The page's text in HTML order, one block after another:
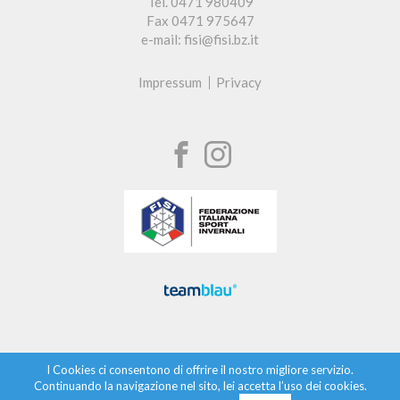
Fax 0471 975647
e-mail: fisi@fisi.bz.it
Impressum Privacy
I Cookies ci consentono di offrire il nostro migliore servizio.
Continuando la navigazione nel sito, lei accetta l’uso dei cookies.